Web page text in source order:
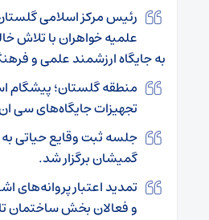
رئیس مرکز اسلامی
علمیه خواهران با تلاش
به جایگاه ارزشمند علمی و
منطقه گلستان؛ پیشگام
تجهیزات جایگاه‌های سی
جلسه ثبت وقایع حیاتی به
گمیشان برگزار شد.
تمدید اعتبار پروانه‌های
و فعالان بخش ساختمان تا